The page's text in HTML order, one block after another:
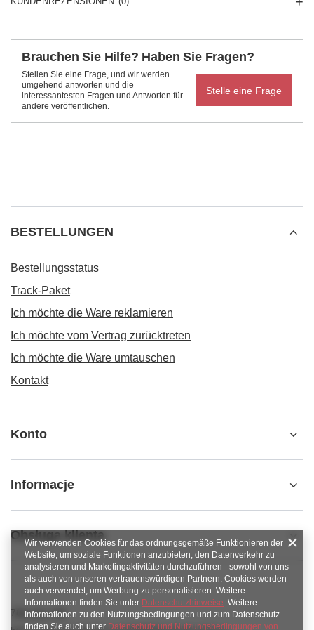
Brauchen Sie Hilfe? Haben Sie Fragen?
Stellen Sie eine Frage, und wir werden
umgehend antworten und die
interessantesten Fragen und Antworten für
andere veröffentlichen.
Stelle eine Frage
BESTELLUNGEN
Bestellungsstatus
Track-Paket
Ich möchte die Ware reklamieren
Ich möchte vom Vertrag zurücktreten
Ich möchte die Ware umtauschen
Kontakt
Konto
Informacje
Obsługa klienta
789 221 795
Wir verwenden Cookies für das ordnungsgemäße Funktionieren der
Website, um soziale Funktionen anzubieten, den Datenverkehr zu
analysieren und Marketingaktivitäten durchzuführen - sowohl von uns
als auch von unseren vertrauenswürdigen Partnern. Cookies werden
auch verwendet, um Werbung zu personalisieren. Weitere
Informationen finden Sie unter Datenschutzhinweise. Weitere
Informationen zu den Nutzungsbedingungen und zum Datenschutz
finden Sie auch unter Datenschutz und Nutzungsbedingungen von